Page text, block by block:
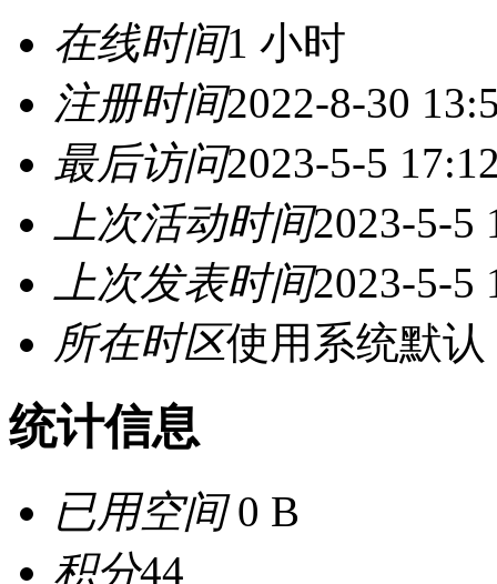
在线时间1 小时
注册时间2022-8-30
最后访问2023-5-5
上次活动时间2023-5-5
上次发表时间2023-5-5
所在时区使用系统默认
统计信息
已用空间0 B
积分44